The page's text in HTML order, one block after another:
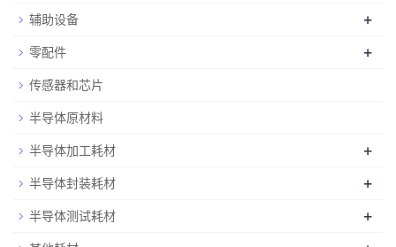
辅助设备 +
零配件 +
传感器和芯片
半导体原材料
半导体加工耗材
+
半导体封装耗材 +
半导体测试耗材 +